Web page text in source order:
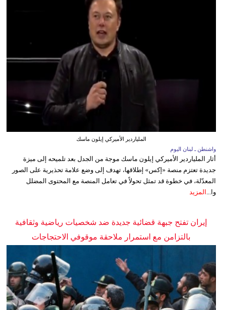
الملياردير الأميركي إيلون ماسك
واشنطن ـ لبنان اليوم
أثار الملياردير الأميركي إيلون ماسك موجة من الجدل بعد تلميحه إلى ميزة
جديدة تعتزم منصة «إكس» إطلاقها، تهدف إلى وضع علامة تحذيرية على الصور
المعدّلة، في خطوة قد تمثل تحولاً في تعامل المنصة مع المحتوى المضلل
وا... المزيد
إيران تفتح جبهة قضائية جديدة ضد شخصيات رياضية وثقافية
بالتزامن مع استمرار ملاحقة موقوفي الاحتجاجات